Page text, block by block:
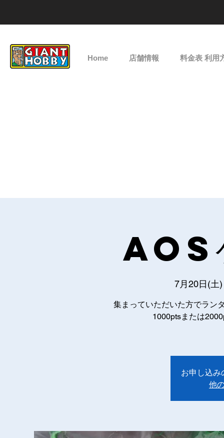
Home 店舗情報 料金表 利用
AoS
7月20日(土)
集まっていただいた方でラン
1000ptsまたは
お申し込
他